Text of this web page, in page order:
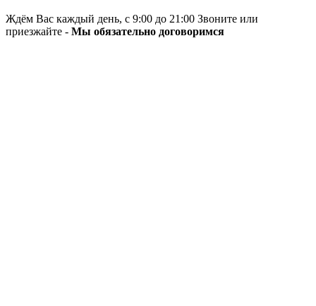
Ждём Вас каждый день, с 9:00 до 21:00 Звоните или
приезжайте - Мы обязательно договоримся